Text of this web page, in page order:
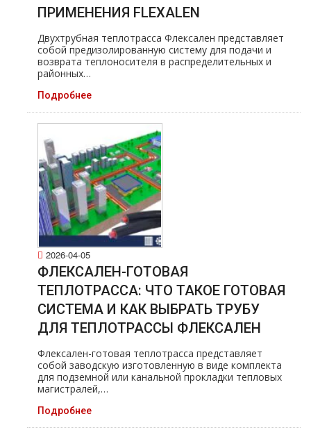
ПРИМЕНЕНИЯ FLEXALEN
Двухтрубная теплотрасса Флексален представляет
собой предизолированную систему для подачи и
возврата теплоносителя в распределительных и
районных…
Подробнее
2026-04-05
ФЛЕКСАЛЕН-ГОТОВАЯ
ТЕПЛОТРАССА: ЧТО ТАКОЕ ГОТОВАЯ
СИСТЕМА И КАК ВЫБРАТЬ ТРУБУ
ДЛЯ ТЕПЛОТРАССЫ ФЛЕКСАЛЕН
Флексален-готовая теплотрасса представляет
собой заводскую изготовленную в виде комплекта
для подземной или канальной прокладки тепловых
магистралей,…
Подробнее